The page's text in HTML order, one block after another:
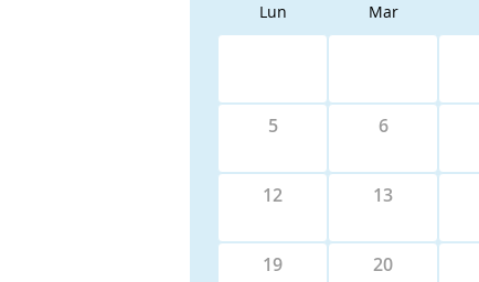
Lun Mar
5 6
12 13
19 20